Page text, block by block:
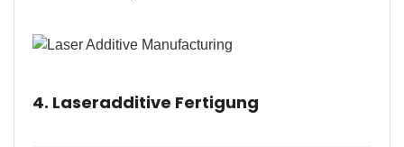
4. Laseradditive Fertigung